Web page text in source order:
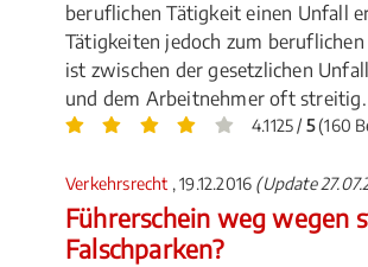
beruflichen Tätigkeit einen Unfall
Tätigkeiten jedoch zum
ist zwischen der gesetzlichen
und dem Arbeitnehmer oft streitig.
4.1125 / 5(160
Verkehrsrecht , 19.12.2016 (Update
Führerschein weg wegen
Falschparken?